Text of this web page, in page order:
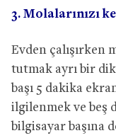
3. Molalarınızı
Evden çalışırken
tutmak ayrı bir
başı 5 dakika
ilgilenmek ve beş
bilgisayar başına